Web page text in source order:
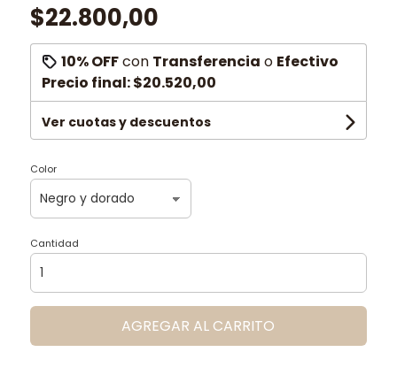
$22.800,00
10% OFFcon Transferencia o Efectivo
Precio final:$20.520,00
Ver cuotas y descuentos
Color
Cantidad
AGREGAR AL CARRITO